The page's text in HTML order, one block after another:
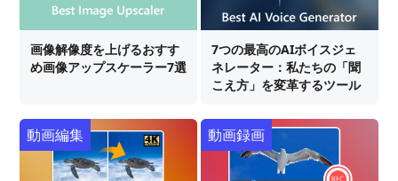
画像解像度を上げるおすす
め画像アップスケーラー7選
7つの最高のAIボイスジェ
ネレーター：私たちの「聞
こえ方」を変革するツール
動画編集 動画録画